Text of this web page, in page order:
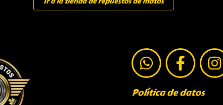
Política de datos